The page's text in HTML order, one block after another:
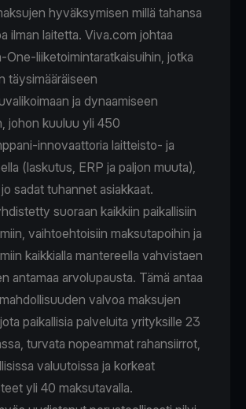
hyväksymisen millä tahansa
ilman laitetta. Viva.com johtaa
One-liiketoimintaratkaisuihin, jotka
täysimääräiseen
ja dynaamiseen
johon kuuluu yli 450
innovaattoria laitteisto- ja
(laskutus, ERP ja paljon muuta),
sadat tuhannet asiakkaat.
suoraan kaikkiin paikallisiin
vaihtoehtoisiin maksutapoihin ja
kaikkialla mantereella vahvistaen
antamaa arvolupausta. Tämä antaa
valvoa maksujen
paikallisia palveluita yrityksille 23
turvata nopeammat rahansiirrot,
valuutoissa ja korkeat
yli 40 maksutavalla.